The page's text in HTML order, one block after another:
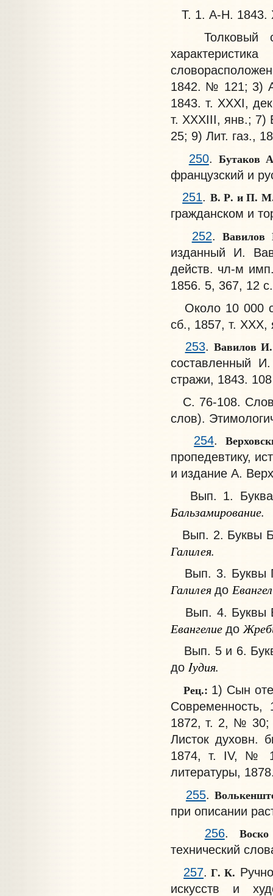
Т. 1. А-Н. 1843.
Толковый
1842. № 121; 3)
1843. т. XXXI,
т. XXXIII, янв.; 7)
25; 9) Лит. газ.,
250. Бутаков
французский и
251. В. Р. и П.
гражданском и
252.
изданный И.
действ. чл-м
1856. 5, 367, 12 с.
Около 10 000
сб., 1857, т. XXX,
253. Вавилов
составленный
стражи, 1843.
С. 76-108.
слов).
254.
пропедевтику,
и издание А.
Вып. 1. Буква
Бальзамирование.
Вып. 2. Буквы
Галилея.
Вып. 3. Буквы
Галилея до
Вып. 4. Буквы
Евангелие до
Вып. 5 и 6.
до Iудия.
Рец.: 1) Сын
1872, т. 2, № 30;
Листок духовн.
1874, т. IV, №
литературы,
255.
при описании
256.
технический
257. Г. К.
искусств и